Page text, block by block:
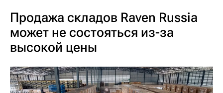
Продажа складов Raven Russia
может не состояться из-за
высокой цены